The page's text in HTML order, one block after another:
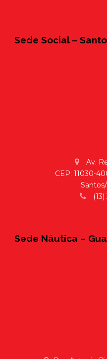
Sede Social –
Av.
CEP: 11030-
Sede Náutica –